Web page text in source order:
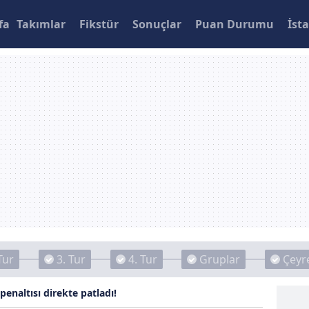
Takımlar Fikstür Sonuçlar Puan Durumu
3. Tur 4. Tur Gruplar
direkte patladı!